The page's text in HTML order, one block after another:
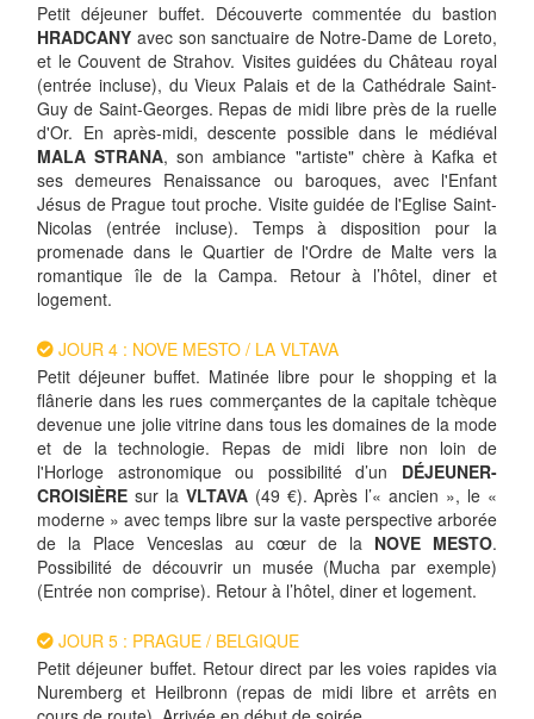
Petit déjeuner buffet. Découverte commentée du bastion
HRADCANY avec son sanctuaire de Notre-Dame de Loreto,
et le Couvent de Strahov. Visites guidées du Château royal
(entrée incluse), du Vieux Palais et de la Cathédrale Saint-
Guy de Saint-Georges. Repas de midi libre près de la ruelle
d'Or. En après-midi, descente possible dans le médiéval
MALA STRANA, son ambiance "artiste" chère à Kafka et
ses demeures Renaissance ou baroques, avec l'Enfant
Jésus de Prague tout proche. Visite guidée de l'Eglise Saint-
Nicolas (entrée incluse). Temps à disposition pour la
promenade dans le Quartier de l'Ordre de Malte vers la
romantique île de la Campa. Retour à l’hôtel, diner et
logement.
JOUR 4 : NOVE MESTO / LA VLTAVA
Petit déjeuner buffet. Matinée libre pour le shopping et la
flânerie dans les rues commerçantes de la capitale tchèque
devenue une jolie vitrine dans tous les domaines de la mode
et de la technologie. Repas de midi libre non loin de
l'Horloge astronomique ou possibilité d’un DÉJEUNER-
CROISIÈRE sur la VLTAVA(49 €). Après l’« ancien », le «
moderne » avec temps libre sur la vaste perspective arborée
de la Place Venceslas au cœur de la NOVE MESTO.
Possibilité de découvrir un musée (Mucha par exemple)
(Entrée non comprise). Retour à l’hôtel, diner et logement.
JOUR 5 : PRAGUE / BELGIQUE
Petit déjeuner buffet. Retour direct par les voies rapides via
Nuremberg et Heilbronn (repas de midi libre et arrêts en